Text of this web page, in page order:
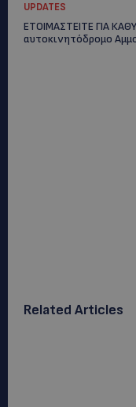
UPDATES
ΕΤΟΙΜΑΣΤΕΙΤΕ ΓΙΑ
αυτοκινητόδρομο
Related Articles